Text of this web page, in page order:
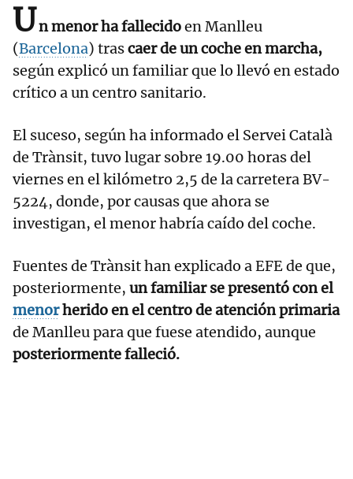
Un menor ha fallecidoen Manlleu
(Barcelona) trascaer de un coche en marcha,
según explicó un familiar que lo llevó en estado
crítico a un centro sanitario.
El suceso, según ha informado el Servei Català
de Trànsit, tuvo lugar sobre 19.00 horas del
viernes en el kilómetro 2,5 de la carretera BV-
5224, donde, por causas que ahora se
investigan, el menor habría caído del coche.
Fuentes de Trànsit han explicado a EFE de que,
posteriormente, un familiar se presentó con el
menorherido en el centro de atención primaria
de Manlleu para que fuese atendido, aunque
posteriormente falleció.